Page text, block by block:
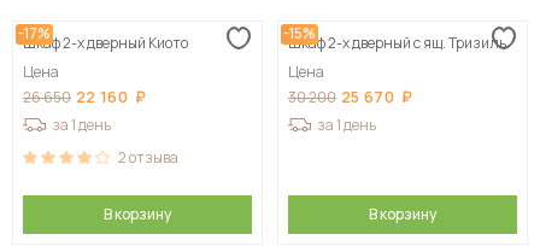
-17%
Шкаф 2-х дверный Киото
Цена
26 650 22 160
за 1 день
2отзыва
В корзину
-15%
Шкаф 2-х дверный с ящ. Тризиль
Цена
30 200 25 670
за 1 день
В корзину